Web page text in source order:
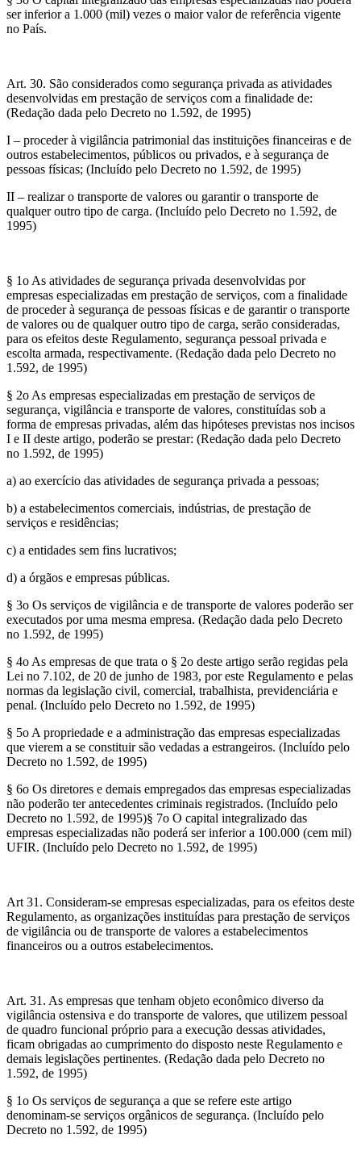
ser inferior a 1.000 (mil) vezes o maior valor de referência vigente
no País.
Art. 30. São considerados como segurança privada as atividades
desenvolvidas em prestação de serviços com a finalidade de:
(Redação dada pelo Decreto no 1.592, de 1995)
I – proceder à vigilância patrimonial das instituições financeiras e de
outros estabelecimentos, públicos ou privados, e à segurança de
pessoas físicas; (Incluído pelo Decreto no 1.592, de 1995)
II – realizar o transporte de valores ou garantir o transporte de
qualquer outro tipo de carga. (Incluído pelo Decreto no 1.592, de
1995)
§ 1o As atividades de segurança privada desenvolvidas por
empresas especializadas em prestação de serviços, com a finalidade
de proceder à segurança de pessoas físicas e de garantir o transporte
de valores ou de qualquer outro tipo de carga, serão consideradas,
para os efeitos deste Regulamento, segurança pessoal privada e
escolta armada, respectivamente. (Redação dada pelo Decreto no
1.592, de 1995)
§ 2o As empresas especializadas em prestação de serviços de
segurança, vigilância e transporte de valores, constituídas sob a
forma de empresas privadas, além das hipóteses previstas nos incisos
I e II deste artigo, poderão se prestar: (Redação dada pelo Decreto
no 1.592, de 1995)
a) ao exercício das atividades de segurança privada a pessoas;
b) a estabelecimentos comerciais, indústrias, de prestação de
serviços e residências;
c) a entidades sem fins lucrativos;
d) a órgãos e empresas públicas.
§ 3o Os serviços de vigilância e de transporte de valores poderão ser
executados por uma mesma empresa. (Redação dada pelo Decreto
no 1.592, de 1995)
§ 4o As empresas de que trata o § 2o deste artigo serão regidas pela
Lei no 7.102, de 20 de junho de 1983, por este Regulamento e pelas
normas da legislação civil, comercial, trabalhista, previdenciária e
penal. (Incluído pelo Decreto no 1.592, de 1995)
§ 5o A propriedade e a administração das empresas especializadas
que vierem a se constituir são vedadas a estrangeiros. (Incluído pelo
Decreto no 1.592, de 1995)
§ 6o Os diretores e demais empregados das empresas especializadas
não poderão ter antecedentes criminais registrados. (Incluído pelo
Decreto no 1.592, de 1995)§ 7o O capital integralizado das
empresas especializadas não poderá ser inferior a 100.000 (cem mil)
UFIR. (Incluído pelo Decreto no 1.592, de 1995)
Art 31. Consideram-se empresas especializadas, para os efeitos deste
Regulamento, as organizações instituídas para prestação de serviços
de vigilância ou de transporte de valores a estabelecimentos
financeiros ou a outros estabelecimentos.
Art. 31. As empresas que tenham objeto econômico diverso da
vigilância ostensiva e do transporte de valores, que utilizem pessoal
de quadro funcional próprio para a execução dessas atividades,
ficam obrigadas ao cumprimento do disposto neste Regulamento e
demais legislações pertinentes. (Redação dada pelo Decreto no
1.592, de 1995)
§ 1o Os serviços de segurança a que se refere este artigo
denominam-se serviços orgânicos de segurança. (Incluído pelo
Decreto no 1.592, de 1995)